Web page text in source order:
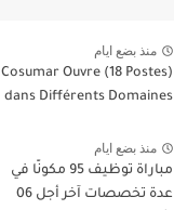
منذ بضع ايام
Cosumar Ouvre (18 Postes)
dans Différents Domaines
منذ بضع ايام
مباراة توظيف 95 مكونًا في
عدة تخصصات آخر أجل 06